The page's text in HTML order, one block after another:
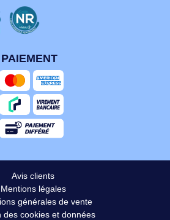
Avis clients
Mentions légales
générales de vente
des cookies et données